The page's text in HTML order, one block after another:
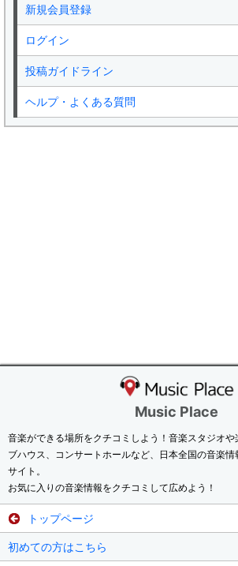
新規会員登録
ログイン
投稿ガイドライン
ヘルプ・よくある質問
Music Place
音楽ができる場所をクチコミしよう！音楽スタジオや
ブハウス、コンサートホールなど、日本全国の音楽
サイト。
お気に入りの音楽情報をクチコミして広めよう！
トップページ
初めての方はこちら